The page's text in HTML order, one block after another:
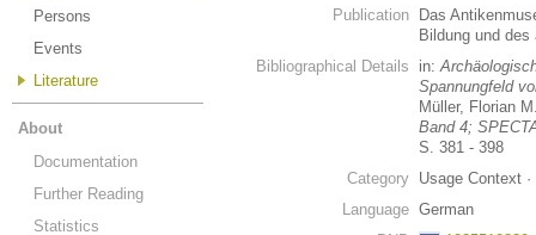
Persons
Events
Literature
About
Documentation
Further Reading
Statistics
Publication
Das
Bildung und
Bibliographical Details
in:
Spannungfeld
Müller, Florian
Band 4;
S. 381 - 398
Category Usage Context
Language German